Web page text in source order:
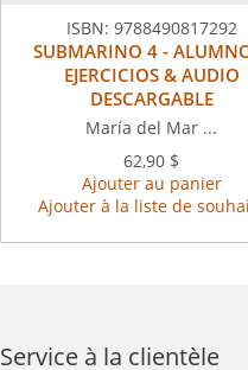
ISBN: 9788490817292
SUBMARINO 4 -
EJERCICIOS & AUDIO
DESCARGABLE
María del Mar ...
62,90 $
Ajouter au panier
Ajouter à la liste de
Service à la clientèle